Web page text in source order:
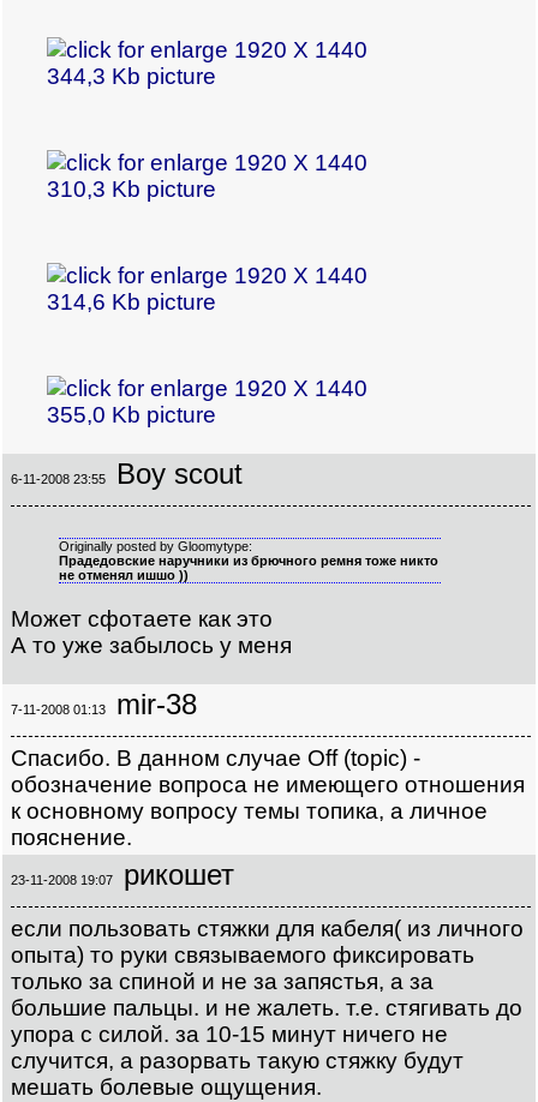
6-11-2008 23:55 Boy scout
Originally posted by Gloomytype:
Прадедовские наручники из брючного ремня тоже никто
не отменял ишшо ))
Может сфотаете как это
А то уже забылось у меня
7-11-2008 01:13 mir-38
Спасибо. В данном случае Off (topic) -
обозначение вопроса не имеющего отношения
к основному вопросу темы топика, а личное
пояснение.
23-11-2008 19:07 рикошет
если пользовать стяжки для кабеля( из личного
опыта) то руки связываемого фиксировать
только за спиной и не за запястья, а за
большие пальцы. и не жалеть. т.е. стягивать до
упора с силой. за 10-15 минут ничего не
случится, а разорвать такую стяжку будут
мешать болевые ощущения.